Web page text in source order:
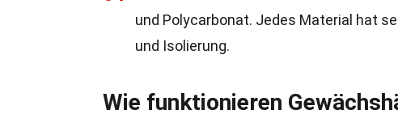
und Polycarbonat. Jedes Material hat
und Isolierung.
Wie funktionieren